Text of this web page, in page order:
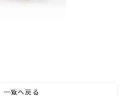
一覧へ戻る